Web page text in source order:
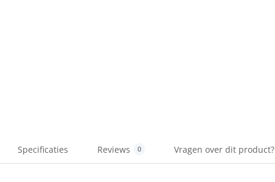
Specificaties Reviews 0 Vragen over dit product?